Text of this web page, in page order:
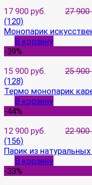
17 900 руб.
27 900
(120)
Монопарик
В корзину
-39%
15 900 руб.
25 900
(128)
Термо монопарик
В корзину
-44%
12 900 руб.
22 900
(156)
Парик из
В корзину
-33%